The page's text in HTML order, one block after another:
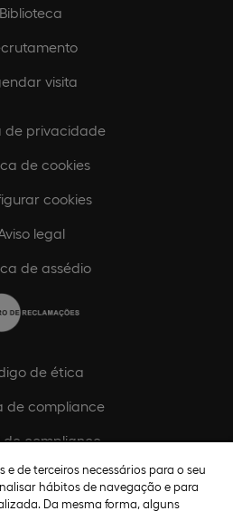
Biblioteca
visita
de privacidade
de cookies
cookies
legal
de assédio
de ética
de compliance
de compliance
de Género
e de terceiros necessários para o seu
hábitos de navegação e para
Da mesma forma, alguns